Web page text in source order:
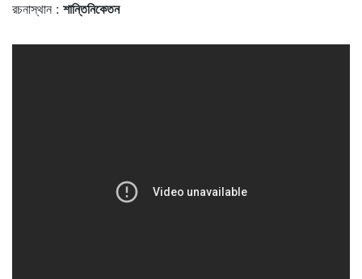
রচনাস্থান : শান্তিনিকেতন